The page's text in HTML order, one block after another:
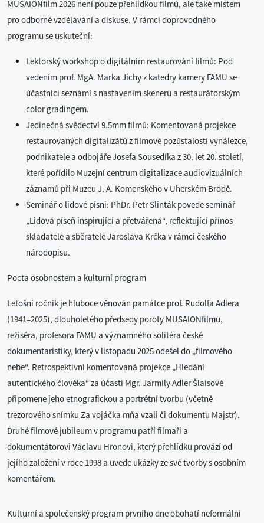
MUSAIONfilm 2026 není pouze přehlídkou filmů, ale také místem
pro odborné vzdělávání a diskuse. V rámci doprovodného
programu se uskuteční:
Lektorský workshop o digitálním restaurování filmů: Pod
vedením prof. MgA. Marka Jíchy z katedry kamery FAMU se
účastníci seznámí s nastavením skeneru a restaurátorským
color gradingem.
Jedinečná svědectví 9.5mm filmů: Komentovaná projekce
restaurovaných digitalizátů z filmové pozůstalosti vynálezce,
podnikatele a odbojáře Josefa Sousedíka z 30. let 20. století,
které pořídilo Muzejní centrum digitalizace audiovizuálních
záznamů při Muzeu J. A. Komenského v Uherském Brodě.
Seminář o lidové písni: PhDr. Petr Slinták povede seminář
„Lidová píseň inspirující a přetvářená“, reflektující přínos
skladatele a sběratele Jaroslava Krčka v rámci českého
národopisu.
Pocta osobnostem a kulturní program
Letošní ročník je hluboce věnován památce prof. Rudolfa Adlera
(1941–2025), dlouholetého předsedy poroty MUSAIONfilmu,
režiséra, profesora FAMU a významného solitéra české
dokumentaristiky, který v listopadu 2025 odešel do „filmového
nebe“. Retrospektivní komentovaná projekce „Hledání
autentického člověka“ za účasti Mgr. Jarmily Adler Šlaisové
připomene jeho etnografickou a portrétní tvorbu (včetně
trezorového snímku Za vojáčka mňa vzali či dokumentu Majstr).
Druhé filmové jubileum v programu patří filmaři a
dokumentátorovi Václavu Hronovi, který přehlídku provází od
jejího založení v roce 1998 a uvede ukázky ze své tvorby s osobním
komentářem.
Kulturní a společenský program prvního dne obohatí neformální